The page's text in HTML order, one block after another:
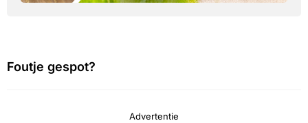
Foutje gespot?
Advertentie